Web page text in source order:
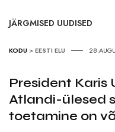
JÄRGMISED UUDISED
KODU >EESTI ELU
President Karis
Atlandi-ülesed
toetamine on